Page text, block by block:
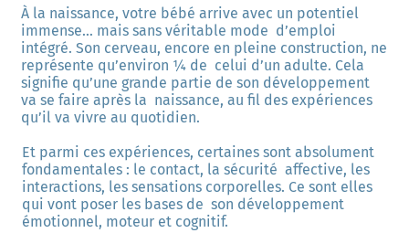
À la naissance, votre bébé arrive avec un potentiel
immense… mais sans véritable mode  d’emploi
intégré. Son cerveau, encore en pleine construction, ne
représente qu’environ ¼ de  celui d’un adulte. Cela
signifie qu’une grande partie de son développement
va se faire après la  naissance, au fil des expériences
qu’il va vivre au quotidien.
Et parmi ces expériences, certaines sont absolument
fondamentales : le contact, la sécurité  affective, les
interactions, les sensations corporelles. Ce sont elles
qui vont poser les bases de  son développement
émotionnel, moteur et cognitif.